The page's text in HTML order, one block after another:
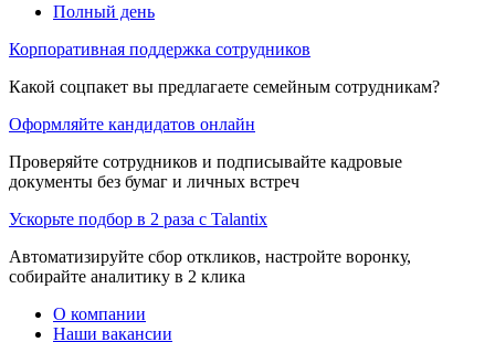
Полный день
Корпоративная поддержка сотрудников
Какой соцпакет вы предлагаете семейным сотрудникам?
Оформляйте кандидатов онлайн
Проверяйте сотрудников и подписывайте кадровые
документы без бумаг и личных встреч
Ускорьте подбор в 2 раза с Talantix
Автоматизируйте сбор откликов, настройте воронку,
собирайте аналитику в 2 клика
О компании
Наши вакансии